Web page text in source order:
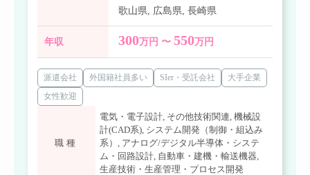
歌山県, 広島県,長崎県
年収 300万円 〜 550万円
派遣会社 外国籍社員多い SIer・受託会社
大手企業
女性歓迎
職種
電気・電子設計, その他技術関連, 機械設
計(CAD系), システム開発（制御・組込み
系） , アナログ/デジタル半導体・システ
ム・回路設計, 自動車・建機・輸送機器,
生産技術・生産管理・プロセス開発